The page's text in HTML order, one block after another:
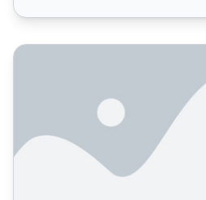
Mai contează conținutul